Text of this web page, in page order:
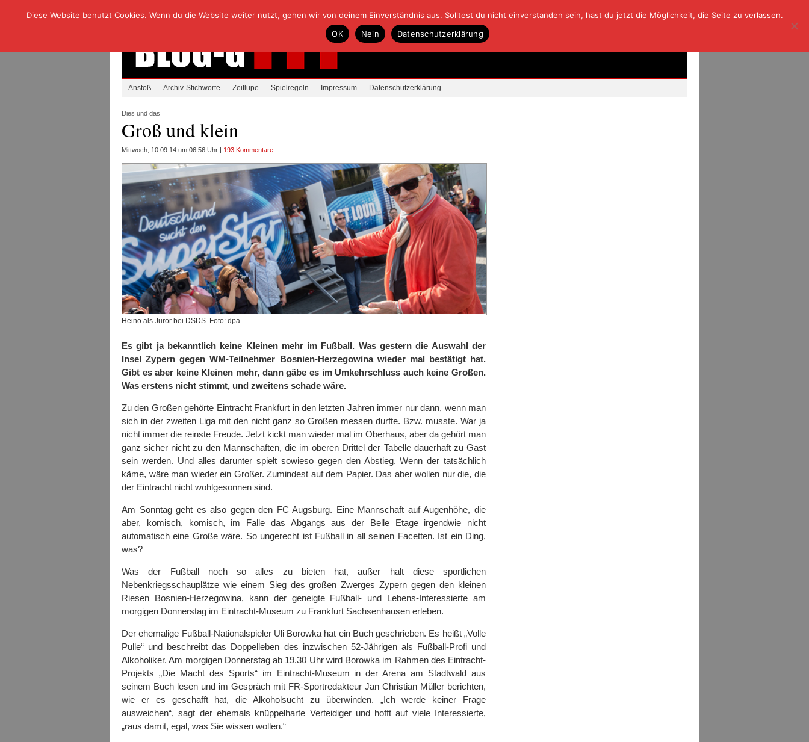
Anstoß Archiv-Stichworte Zeitlupe Spielregeln Impressum Datenschutzerklärung
Dies und das
Groß und klein
Mittwoch, 10.09.14 um 06:56 Uhr | 193 Kommentare
Heino als Juror bei DSDS. Foto: dpa.
Es gibt ja bekanntlich keine Kleinen mehr im Fußball. Was gestern die Auswahl der
Insel Zypern gegen WM-Teilnehmer Bosnien-Herzegowina wieder mal bestätigt hat.
Gibt es aber keine Kleinen mehr, dann gäbe es im Umkehrschluss auch keine Großen.
Was erstens nicht stimmt, und zweitens schade wäre.
Zu den Großen gehörte Eintracht Frankfurt in den letzten Jahren immer nur dann, wenn man
sich in der zweiten Liga mit den nicht ganz so Großen messen durfte. Bzw. musste. War ja
nicht immer die reinste Freude. Jetzt kickt man wieder mal im Oberhaus, aber da gehört man
ganz sicher nicht zu den Mannschaften, die im oberen Drittel der Tabelle dauerhaft zu Gast
sein werden. Und alles darunter spielt sowieso gegen den Abstieg. Wenn der tatsächlich
käme, wäre man wieder ein Großer. Zumindest auf dem Papier. Das aber wollen nur die, die
der Eintracht nicht wohlgesonnen sind.
Am Sonntag geht es also gegen den FC Augsburg. Eine Mannschaft auf Augenhöhe, die
aber, komisch, komisch, im Falle das Abgangs aus der Belle Etage irgendwie nicht
automatisch eine Große wäre. So ungerecht ist Fußball in all seinen Facetten. Ist ein Ding,
was?
Was der Fußball noch so alles zu bieten hat, außer halt diese sportlichen
Nebenkriegsschauplätze wie einem Sieg des großen Zwerges Zypern gegen den kleinen
Riesen Bosnien-Herzegowina, kann der geneigte Fußball- und Lebens-Interessierte am
morgigen Donnerstag im Eintracht-Museum zu Frankfurt Sachsenhausen erleben.
Der ehemalige Fußball-Nationalspieler Uli Borowka hat ein Buch geschrieben. Es heißt „Volle
Pulle“ und beschreibt das Doppelleben des inzwischen 52-Jährigen als Fußball-Profi und
Alkoholiker. Am morgigen Donnerstag ab 19.30 Uhr wird Borowka im Rahmen des Eintracht-
Projekts „Die Macht des Sports“ im Eintracht-Museum in der Arena am Stadtwald aus
seinem Buch lesen und im Gespräch mit FR-Sportredakteur Jan Christian Müller berichten,
wie er es geschafft hat, die Alkoholsucht zu überwinden. „Ich werde keiner Frage
ausweichen“, sagt der ehemals knüppelharte Verteidiger und hofft auf viele Interessierte,
„raus damit, egal, was Sie wissen wollen.“
Diese Website benutzt Cookies. Wenn du die Website weiter nutzt, gehen wir von deinem Einverständnis aus. Solltest du nicht einverstanden sein, hast du jetzt die Möglichkeit, die Seite zu verlassen.
OK
Nein Datenschutzerklärung